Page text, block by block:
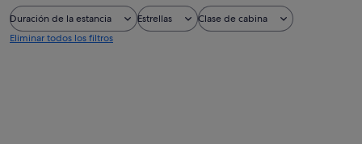
Duración de la estancia Estrellas
Clase de cabina
Eliminar todos los filtros